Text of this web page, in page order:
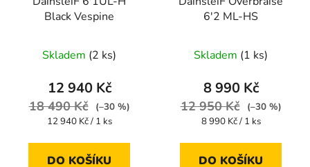
Black Vespine
Skladem (2 ks)
12 940 Kč
18 490 Kč
(–30 %)
Měrná
12 940 Kč / 1 ks
DO KOŠÍKU
6'2 ML-HS
hodnocení
produktu
je
3,3
5
Skladem (1 ks)
8 990 Kč
12 950 Kč
(–30 %)
Měrná
8 990 Kč / 1 ks
DO KOŠÍKU